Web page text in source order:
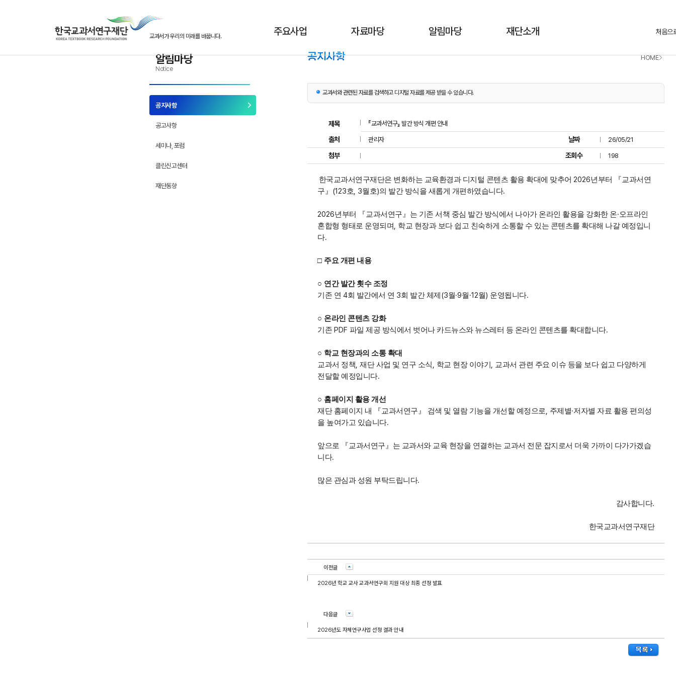
주요사업 자료마당 알림마당 재단소개 처음으
교과서가 우리의 미래를 바꿉니다.
알림마당
Notice
공지사항
공고사항
세미나, 포럼
클린신고센터
재단동향
HOME
교과서와 관련된 자료를 검색하고 디지털 자료를 제공 받을 수 있습니다.
제목 『교과서연구』 발간 방식 개편 안내
출처 관리자 날짜 26/05/21
첨부 조회수 198
한국교과서연구재단은 변화하는 교육환경과 디지털 콘텐츠 활용 확대에 맞추어 2026년부터 『교과서연
구 』 (123호, 3월호)의 발간 방식을 새롭게 개편하였습니다.
2026년부터 『교과서연구 』 는 기존 서책 중심 발간 방식에서 나아가 온라인 활용을 강화한 온·오프라인
혼합형 형태로 운영되며, 학교 현장과 보다 쉽고 친숙하게 소통할 수 있는 콘텐츠를 확대해 나갈 예정입니
다.
□ 주요 개편 내용
○ 연간 발간 횟수 조정
기존 연 4회 발간에서 연 3회 발간 체제 (3월·9월·12월) 운영됩니다.
○ 온라인 콘텐츠 강화
기존 PDF 파일 제공 방식에서 벗어나 카드뉴스와 뉴스레터 등 온라인 콘텐츠를 확대합니다.
○ 학교 현장과의 소통 확대
교과서 정책, 재단 사업 및 연구 소식, 학교 현장 이야기 , 교과서 관련 주요 이슈 등을 보다 쉽고 다양하게
전달할 예정입니다.
○ 홈페이지 활용 개선
재단 홈페이지 내
『교과서연구 』 검색 및 열람 기능을 개선할 예정으로, 주제별·저자별 자료 활용 편의성
을 높여가고 있습니다.
앞으로 『교과서연구 』 는 교과서와 교육 현장을 연결하는 교과서 전문 잡지로서 더욱 가까이 다가가겠습
니다.
많은 관심과 성원 부탁드립니다.
감사합니다.
한국교과서연구재단
이전글
2026년 학교 교사 교과서연구회 지원 대상 최종 선정 발표
다음글
2026년도 자체연구사업 선정 결과 안내